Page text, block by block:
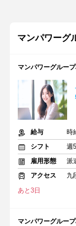
マンパワーグ
マンパワーグルー
給与
時
シフト
週
雇用形態
派
アクセス
九
あと3日
マンパワーグルー